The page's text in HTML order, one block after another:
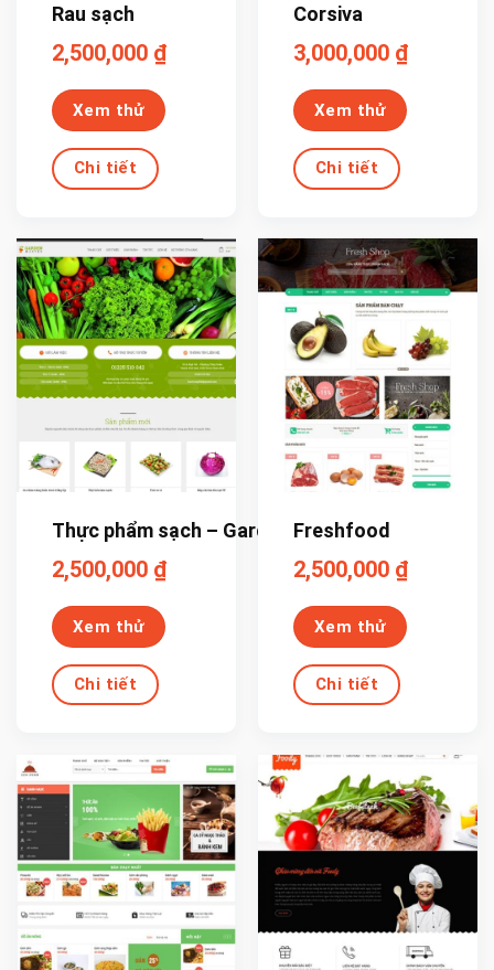
Rau sạch
2,500,000 ₫
Xem thử
Chi tiết
Corsiva
3,000,000 ₫
Xem thử
Chi tiết
Thực phẩm sạch – Garden
2,500,000 ₫
Xem thử
Chi tiết
Freshfood
2,500,000 ₫
Xem thử
Chi tiết